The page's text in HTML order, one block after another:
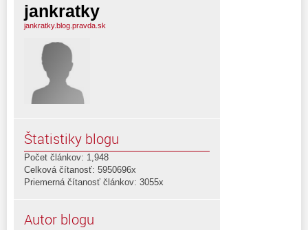
jankratky
jankratky.blog.pravda.sk
Štatistiky blogu
Počet článkov: 1,948
Celková čítanosť: 5950696x
Priemerná čítanosť článkov: 3055x
Autor blogu